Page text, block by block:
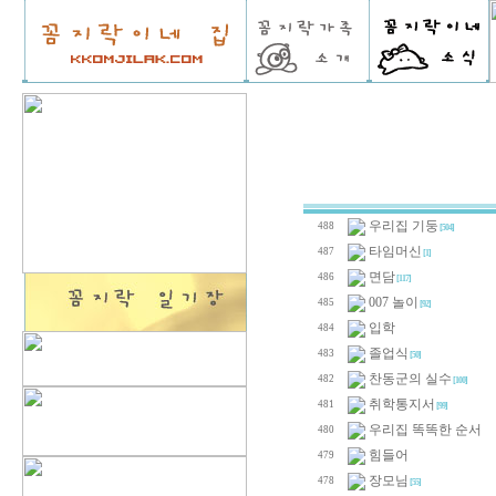
488 우리집 기둥 [504]
487 타임머신 [1]
486 면담 [117]
485 007 놀이 [92]
484 입학
483 졸업식 [50]
482 찬동군의 실수 [100]
481 취학통지서 [99]
480 우리집 똑똑한 순서
479 힘들어
478 장모님 [55]